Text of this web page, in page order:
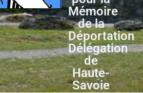
Mémoire
de la
Déportation
Délégation
de
Haute-
Savoie